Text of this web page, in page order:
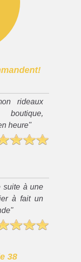
rideaux
heure"
suite à une
à fait un
38